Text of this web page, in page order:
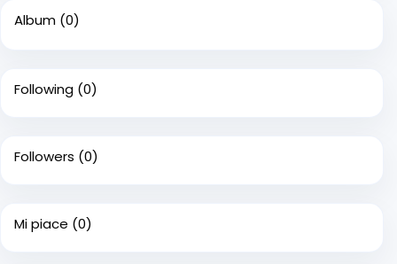
Album (0)
Following (0)
Followers (0)
Mi piace (0)